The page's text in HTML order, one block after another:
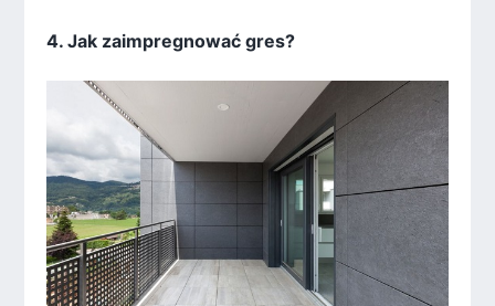
4. Jak zaimpregnować gres?